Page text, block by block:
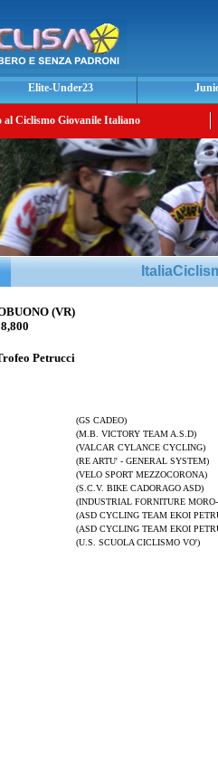
Elite-Under23
al Ciclismo Giovanile Italiano
(VR)
Petrucci
(GS CADEO)
(M.B. VICTORY TEAM A.S.D)
(VALCAR CYLANCE CYCLING)
(RE ARTU' - GENERAL SYSTEM)
(VELO SPORT MEZZOCORONA)
(S.C.V. BIKE CADORAGO ASD)
(INDUSTRIAL FORNITURE
(ASD CYCLING TEAM EKOI
(ASD CYCLING TEAM EKOI
(U.S. SCUOLA CICLISMO VO')